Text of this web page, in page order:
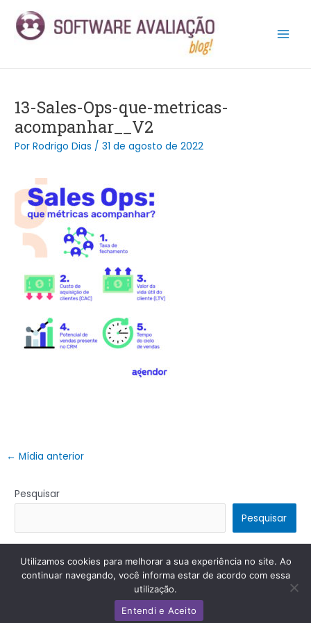
para
13-Sales-Ops-que-metricas-
acompanhar__V2
PorRodrigo Dias /31 de agosto de 2022
navigation
← Mídia anterior
Pesquisar
Pesquisar
Copyright © 2026 | Powered by Tema Astra para WordPress
Utilizamos cookies para melhorar a sua experiência no site. Ao
continuar navegando, você informa estar de acordo com essa
utilização.
Entendi e Aceito